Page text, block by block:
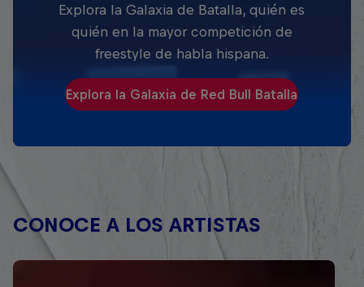
Explora la Galaxia de Batalla, quién es
quién en la mayor competición de
freestyle de habla hispana.
Explora la Galaxia de Red Bull Batalla
CONOCE A LOS ARTISTAS